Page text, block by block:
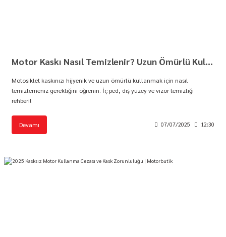
Motor Kaskı Nasıl Temizlenir? Uzun Ömürlü Kullanım İçin İpuçları | Motorbutik
Motosiklet kaskınızı hijyenik ve uzun ömürlü kullanmak için nasıl
temizlemeniz gerektiğini öğrenin. İç ped, dış yüzey ve vizör temizliği
rehberi!
Devamı 07/07/2025 12:30